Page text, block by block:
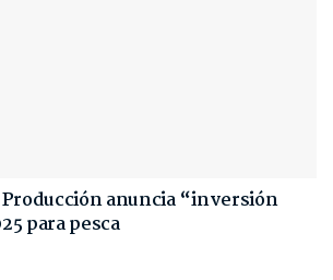
anuncia “inversión
para pesca